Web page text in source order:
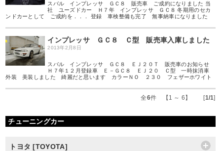
スバル インプレッサ ＧＣ８ 販売車 ご成約になりました 当
社 ユーズドカー Ｈ７年 インプレッサ ＧＣ８ 冬期用のセカ
ンドカーとして ご成約を．．． 登録 車検整備も完了 無事納車になりました
インプレッサ ＧＣ８ Ｃ型 販売車入庫しました
2013年2月8日
スバル インプレッサ ＧＣ８ ＥＪ２０Ｔ 販売車のお知らせ
Ｈ７年１２月登録車 Ｅ－ＧＣ８ ＥＪ２０ Ｃ型 一時抹消車
外装 美装しました 綺麗だと思います カラーＮＯ ２３０ フェザーホワイト
全6件 【1 ～ 6】 [1/1]
チューニングカー
トヨタ [TOYOTA]